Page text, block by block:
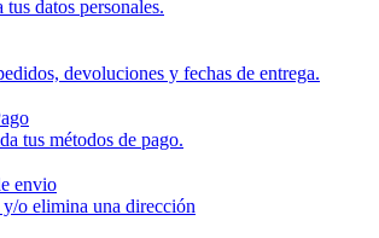
datos personales.
devoluciones y fechas de entrega.
tus métodos de pago.
envio
o elimina una dirección